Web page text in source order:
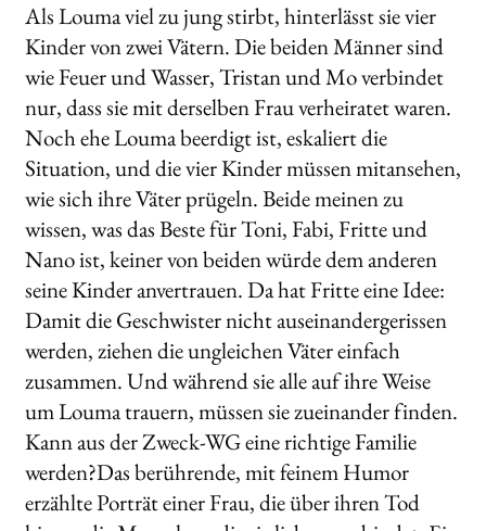
Als Louma viel zu jung stirbt, hinterlässt sie vier
Kinder von zwei Vätern. Die beiden Männer sind
wie Feuer und Wasser, Tristan und Mo verbindet
nur, dass sie mit derselben Frau verheiratet waren.
Noch ehe Louma beerdigt ist, eskaliert die
Situation, und die vier Kinder müssen mitansehen,
wie sich ihre Väter prügeln. Beide meinen zu
wissen, was das Beste für Toni, Fabi, Fritte und
Nano ist, keiner von beiden würde dem anderen
seine Kinder anvertrauen. Da hat Fritte eine Idee:
Damit die Geschwister nicht auseinandergerissen
werden, ziehen die ungleichen Väter einfach
zusammen. Und während sie alle auf ihre Weise
um Louma trauern, müssen sie zueinander finden.
Kann aus der Zweck-WG eine richtige Familie
werden?Das berührende, mit feinem Humor
erzählte Porträt einer Frau, die über ihren Tod